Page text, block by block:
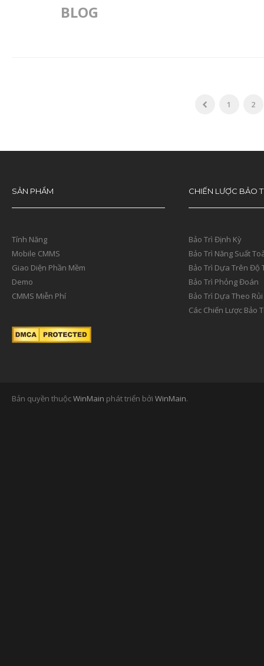
BLOG
1 2
SẢN PHẨM
Tính Năng
Mobile CMMS
Giao Diện Phần Mềm
Demo
CMMS Miễn Phí
CHIẾN LƯỢC BẢO
Bảo Trì Định Kỳ
Bảo Trì Năng Suất
Bảo Trì Dựa Trên Độ
Bảo Trì Phỏng Đoán
Bảo Trì Dựa Theo
Các Chiến Lược Bảo
Bản quyền thuộcWinMain phát triển bởi WinMain.